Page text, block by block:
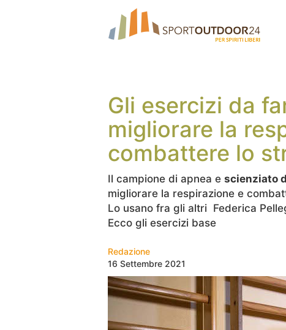
Gli esercizi da
migliorare la
combattere lo
Il campione di apnea e scienziato
migliorare la respirazione e
Lo usano fra gli altri Federica
Ecco gli esercizi base
Redazione
16 Settembre 2021